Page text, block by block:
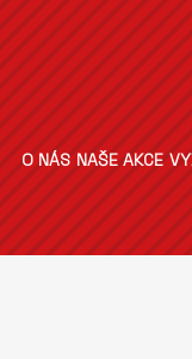
O NÁS NAŠE AKCE